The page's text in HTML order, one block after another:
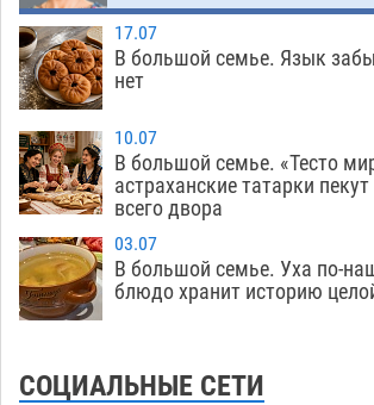
09:54
Астраханский детский
многодетному отцу вернуть
права
09:13
В Астрахани купеческий банк
крышей за шестнадцать
08:29
Астраханские спасатели
пожара, в котором погиб 3-
солью астраханских
17.07
В большой семье. Язык
нет
10.07
В большой семье. «Тесто
астраханские татарки
всего двора
03.07
В большой семье. Уха по-
блюдо хранит историю
СОЦИАЛЬНЫЕ СЕТИ